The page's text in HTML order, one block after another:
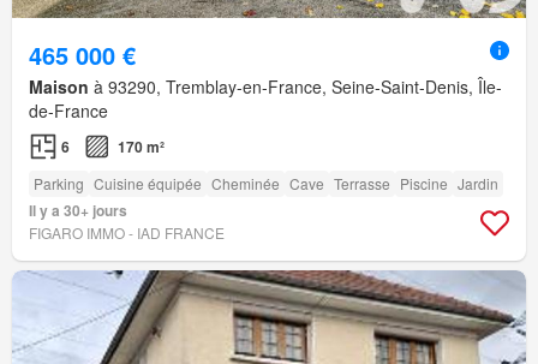
465 000 €
Maison à 93290, Tremblay-en-France, Seine-Saint-Denis, Île-
de-France
6 170 m²
Parking Cuisine équipée Cheminée Cave Terrasse Piscine Jardin
Il y a 30+ jours
FIGARO IMMO - IAD FRANCE